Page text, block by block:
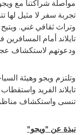
مواصلة شراكتنا مع ويجو
تجربة سفر لا مثيل لها
وتراث ثقافي غني.
تايلاند أمام
ودعوتهم لاستكشاف
وتلتزم ويجو وهيئة
تايلاند الفريد
تنسى واستكشاف مناظر
نبذة عن "ويجو"